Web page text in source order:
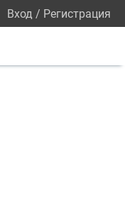
Вход / Регистрация